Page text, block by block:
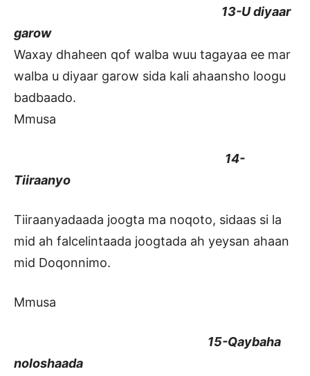
13-U diyaar
garow
Waxay dhaheen qof walba wuu tagayaa ee mar
walba u diyaar garow sida kali ahaansho loogu
badbaado.
Mmusa
14-
Tiiraanyo
Tiiraanyadaada joogta ma noqoto, sidaas si la
mid ah falcelintaada joogtada ah yeysan ahaan
mid Doqonnimo.
Mmusa
15-Qaybaha
noloshaada